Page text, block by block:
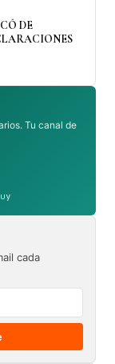
DE
Tu canal de
cada